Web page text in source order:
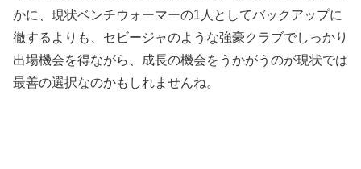
かに、現状ベンチウォーマーの1人としてバックアップに
徹するよりも、セビージャのような強豪クラブでしっかり
出場機会を得ながら、成長の機会をうかがうのが現状では
最善の選択なのかもしれませんね。